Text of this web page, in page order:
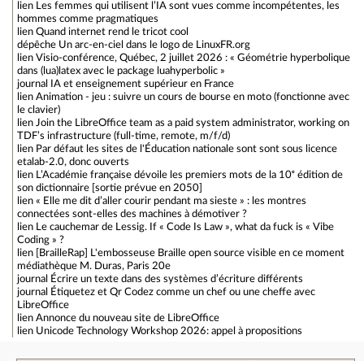
lien
Les femmes qui utilisent l’IA sont vues comme incompétentes, les
hommes comme pragmatiques
lien Quand internet rend le tricot cool
dépêche Un arc-en-ciel dans le logo de LinuxFR.org
lien Visio-conférence, Québec, 2 juillet 2026 : « Géométrie hyperbolique
dans (lua)latex avec le package luahyperbolic »
journal
IA et enseignement supérieur en France
lien Animation - jeu : suivre un cours de bourse en moto (fonctionne avec
le clavier)
lien Join the LibreOffice team as a paid system administrator, working on
TDF’s infrastructure (full-time, remote, m/f/d)
lien Par défaut les sites de l'Éducation nationale sont sont sous licence
etalab-2.0, donc ouverts
lien
L’Académie française dévoile les premiers mots de la 10ᵉ édition de
son dictionnaire [sortie prévue en 2050]
lien « Elle me dit d’aller courir pendant ma sieste » : les montres
connectées sont-elles des machines à démotiver ?
lien
Le cauchemar de Lessig. If « Code Is Law », what da fuck is « Vibe
Coding » ?
lien
[BrailleRap] L'embosseuse Braille open source visible en ce moment
médiathèque M. Duras, Paris 20e
journal
Écrire un texte dans des systèmes d’écriture différents
journal
Étiquetez et Qr Codez comme un chef ou une cheffe avec
LibreOffice
lien Annonce du nouveau site de LibreOffice
lien Unicode Technology Workshop 2026: appel à propositions